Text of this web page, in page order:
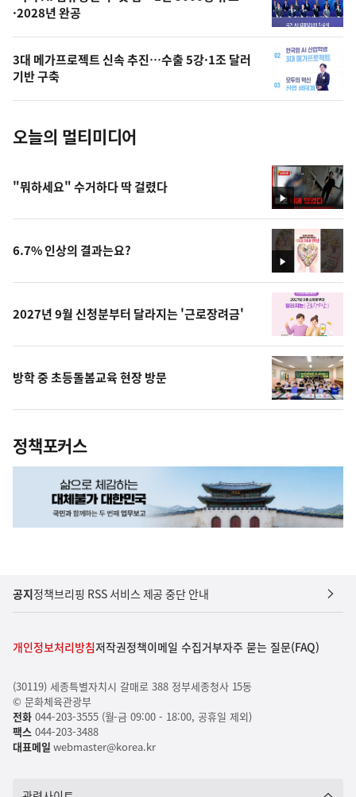
의
사
진
·2028년 완공
3대 메가프로젝트 신속 추진…수출 5강·1조 달러
기반 구축
오늘의 멀티미디어
영
상
"뭐하세요" 수거하다 딱 걸렸다
영
상
6.7% 인상의 결과는요?
2027년 9월 신청분부터 달라지는 '근로장려금'
방학 중 초등돌봄교육 현장 방문
정책포커스
공지정책브리핑 RSS 서비스 제공 중단 안내
개인정보처리방침저작권정책이메일 수집거부자주 묻는 질문(FAQ)
(30119) 세종특별자치시 갈매로 388 정부세종청사 15동
© 문화체육관광부
전화044-203-3555 (월-금 09:00 - 18:00, 공휴일 제외)
팩스044-203-3488
대표메일 webmaster@korea.kr